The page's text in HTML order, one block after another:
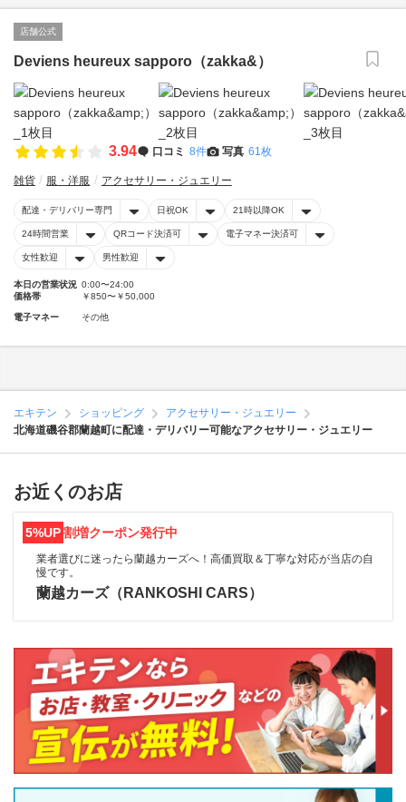
店舗公式
Deviens heureux sapporo（zakka&）
3.94 口コミ 8件 写真 61枚
雑貨 服・洋服 アクセサリー・ジュエリー
配達・デリバリー専門 日祝OK 21時以降OK
24時間営業 QRコード決済可 電子マネー決済可
女性歓迎 男性歓迎
本日の営業状況 0:00〜24:00
価格帯
￥850〜￥50,000
電子マネー その他
エキテン ショッピング
アクセサリー・ジュエリー
北海道磯谷郡蘭越町に配達・デリバリー可能なアクセサリー・ジュエリー
お近くのお店
5%UP割増クーポン発行中
業者選びに迷ったら蘭越カーズへ！高価買取＆丁寧な対応が当店の自
慢です。
蘭越カーズ（RANKOSHI CARS）